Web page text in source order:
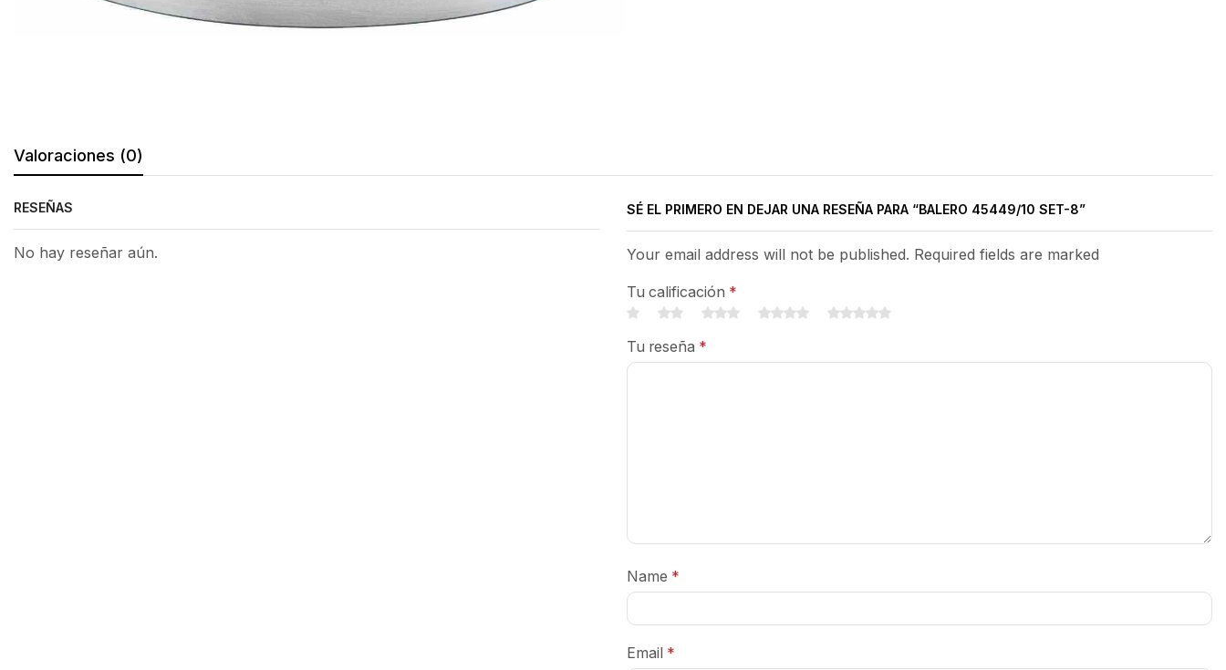
Valoraciones (0)
RESEÑAS
No hay reseñar aún.
SÉ EL PRIMERO EN DEJAR UNA RESEÑA PARA “BALERO 45449/10 SET-8”
Your email address will not be published. Required fields are marked
Tu calificación *
Tu reseña *
Name *
Email *